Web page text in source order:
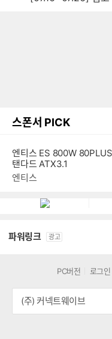
스폰서 PICK
엔티스 ES 800W 80PLUS
탠다드 ATX3.1
PC버전 로그인